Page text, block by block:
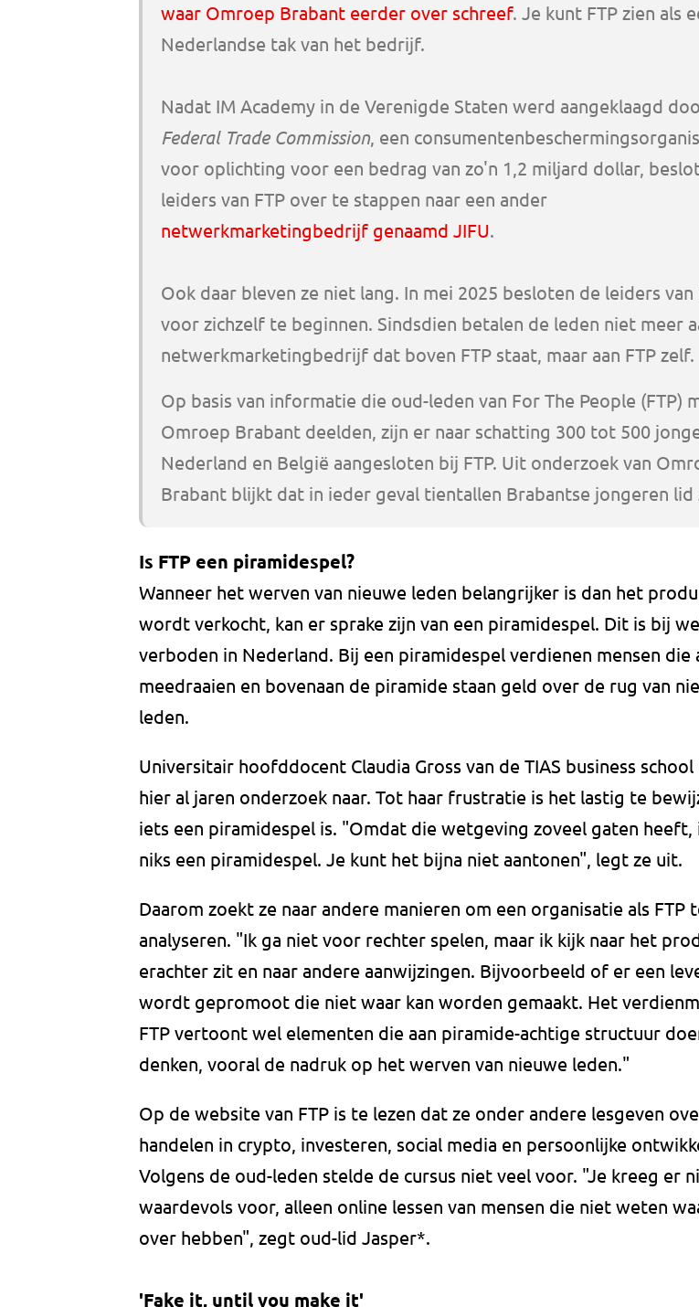
waar Omroep Brabant eerder over schreef. Je kunt FTP zien als
Nederlandse tak van het bedrijf.
Nadat IM Academy in de Verenigde Staten werd aangeklaagd
Federal Trade Commission, een
voor oplichting voor een bedrag van zo'n 1,2 miljard dollar,
leiders van FTP over te stappen naar een ander
netwerkmarketingbedrijf genaamd JIFU.
Ook daar bleven ze niet lang. In mei 2025 besloten de leiders van
voor zichzelf te beginnen. Sindsdien betalen de leden niet meer
netwerkmarketingbedrijf dat boven FTP staat, maar aan FTP zelf.
Op basis van informatie die oud-leden van For The People (FTP)
Omroep Brabant deelden, zijn er naar schatting 300 tot 500
Nederland en België aangesloten bij FTP. Uit onderzoek van
Brabant blijkt dat in ieder geval tientallen Brabantse jongeren lid
Is FTP een piramidespel?
Wanneer het werven van nieuwe leden belangrijker is dan het
wordt verkocht, kan er sprake zijn van een piramidespel. Dit is bij
verboden in Nederland. Bij een piramidespel verdienen mensen die
meedraaien en bovenaan de piramide staan geld over de rug van
leden.
Universitair hoofddocent Claudia Gross van de TIAS business
hier al jaren onderzoek naar. Tot haar frustratie is het lastig te
iets een piramidespel is. "Omdat die wetgeving zoveel gaten heeft,
niks een piramidespel. Je kunt het bijna niet aantonen", legt ze uit.
Daarom zoekt ze naar andere manieren om een organisatie als FTP
analyseren. "Ik ga niet voor rechter spelen, maar ik kijk naar het
erachter zit en naar andere aanwijzingen. Bijvoorbeeld of er een
wordt gepromoot die niet waar kan worden gemaakt. Het
FTP vertoont wel elementen die aan piramide-achtige structuur
denken, vooral de nadruk op het werven van nieuwe leden."
Op de website van FTP is te lezen dat ze onder andere lesgeven
handelen in crypto, investeren, social media en persoonlijke
Volgens de oud-leden stelde de cursus niet veel voor. "Je kreeg er
waardevols voor, alleen online lessen van mensen die niet weten
over hebben", zegt oud-lid Jasper*.
'Fake it, until you make it'